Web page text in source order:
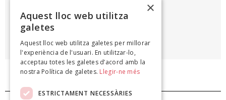
,
×
Aquest lloc web utilitza
galetes
Aquest lloc web utilitza galetes per millorar
l'experiència de l'usuari. En utilitzar-lo,
acceptau totes les galetes d’acord amb la
nostra Política de galetes. Llegir-ne més
ESTRICTAMENT NECESSÀRIES